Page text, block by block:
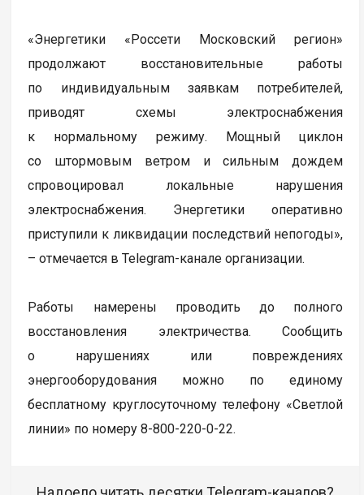
«Энергетики «Россети Московский регион»
продолжают восстановительные работы
по индивидуальным заявкам потребителей,
приводят схемы электроснабжения
к нормальному режиму. Мощный циклон
со штормовым ветром и сильным дождем
спровоцировал локальные нарушения
электроснабжения. Энергетики оперативно
приступили к ликвидации последствий непогоды»,
– отмечается в Telegram-канале организации.
Работы намерены проводить до полного
восстановления электричества. Сообщить
о нарушениях или повреждениях
энергооборудования можно по единому
бесплатному круглосуточному телефону «Светлой
линии» по номеру 8-800-220-0-22.